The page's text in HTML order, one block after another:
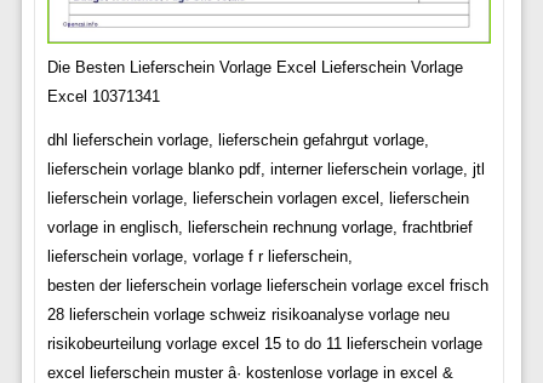
Die Besten Lieferschein Vorlage Excel Lieferschein Vorlage
Excel 10371341
dhl lieferschein vorlage, lieferschein gefahrgut vorlage,
lieferschein vorlage blanko pdf, interner lieferschein vorlage, jtl
lieferschein vorlage, lieferschein vorlagen excel, lieferschein
vorlage in englisch, lieferschein rechnung vorlage, frachtbrief
lieferschein vorlage, vorlage f r lieferschein,
besten der lieferschein vorlage lieferschein vorlage excel frisch
28 lieferschein vorlage schweiz risikoanalyse vorlage neu
risikobeurteilung vorlage excel 15 to do 11 lieferschein vorlage
excel lieferschein muster â· kostenlose vorlage in excel &